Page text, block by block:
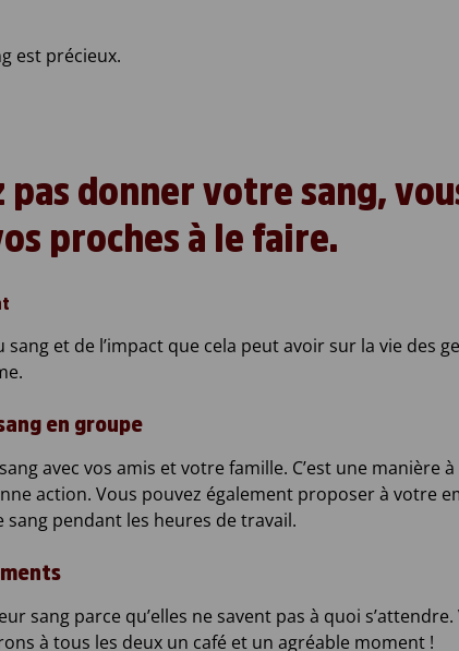
est précieux.
pas donner votre sang,
proches à le faire.
et de l’impact que cela peut avoir sur la vie des
en groupe
avec vos amis et votre famille. C’est une manière
action. Vous pouvez également proposer à votre
pendant les heures de travail.
sang parce qu’elles ne savent pas à quoi
à tous les deux un café et un agréable moment !